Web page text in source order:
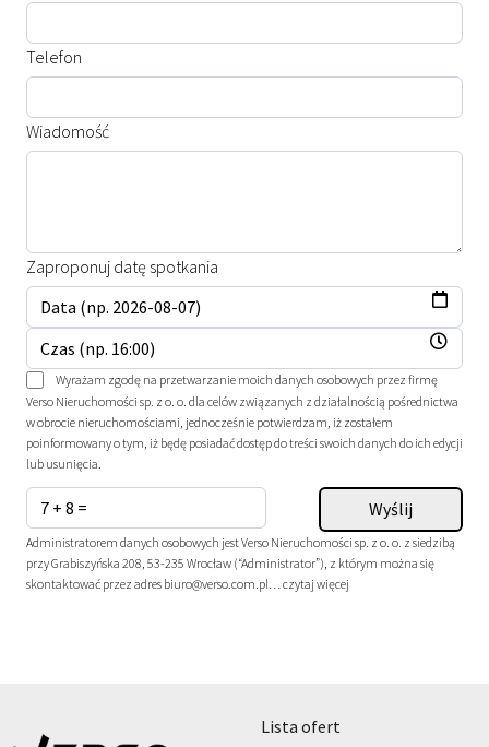
Telefon
Wiadomość
Zaproponuj datę spotkania
Wyrażam zgodę na przetwarzanie moich danych osobowych przez firmę
Verso Nieruchomości sp. z o. o. dla celów związanych z działalnością pośrednictwa
w obrocie nieruchomościami, jednocześnie potwierdzam, iż zostałem
poinformowany o tym, iż będę posiadać dostęp do treści swoich danych do ich edycji
lub usunięcia.
Administratorem danych osobowych jest Verso Nieruchomości sp. z o. o. z siedzibą
przy Grabiszyńska 208, 53-235 Wrocław (“Administrator”), z którym można się
skontaktować przez adres biuro@verso.com.pl…czytaj więcej
lista ofert